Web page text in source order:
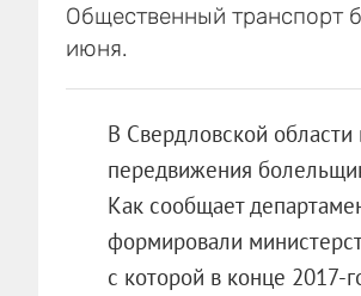
Общественный транспорт
июня.
В Свердловской области
передвижения
Как сообщает
формировали
с которой в конце 2017-